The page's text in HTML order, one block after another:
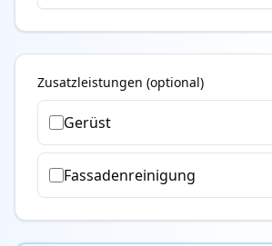
Zusatzleistungen (optional)
Gerüst
Fassadenreinigung